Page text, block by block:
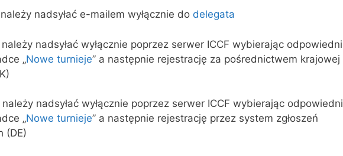
nadsyłać e-mailem wyłącznie do delegata
należy nadsyłać wyłącznie poprzez serwer ICCF wybierając odpowiedni
„Nowe turnieje” a następnie rejestrację za pośrednictwem krajowej
należy nadsyłać wyłącznie poprzez serwer ICCF wybierając odpowiedni
„Nowe turnieje” a następnie rejestrację przez system zgłoszeń
(DE)